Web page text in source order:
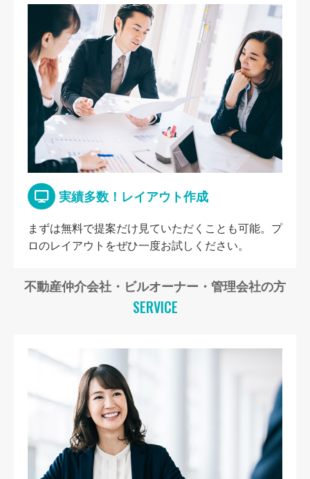
実績多数！レイアウト作成
まずは無料で提案だけ見ていただくことも可能。プ
ロのレイアウトをぜひ一度お試しください。
不動産仲介会社・ビルオーナー・管理会社の方
SERVICE